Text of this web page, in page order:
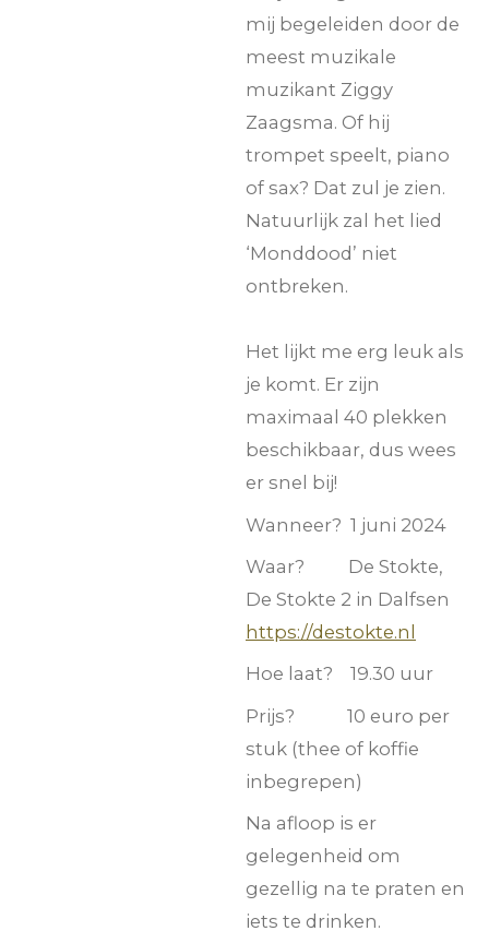
mij begeleiden door de
meest muzikale
muzikant Ziggy
Zaagsma. Of hij
trompet speelt, piano
of sax? Dat zul je zien.
Natuurlijk zal het lied
‘Monddood’ niet
ontbreken.
Het lijkt me erg leuk als
je komt. Er zijn
maximaal 40 plekken
beschikbaar, dus wees
er snel bij!
Wanneer? 1 juni 2024
Waar? De Stokte,
De Stokte 2 in Dalfsen
https://destokte.nl
Hoe laat? 19.30 uur
Prijs? 10 euro per
stuk (thee of koffie
inbegrepen)
Na afloop is er
gelegenheid om
gezellig na te praten en
iets te drinken.